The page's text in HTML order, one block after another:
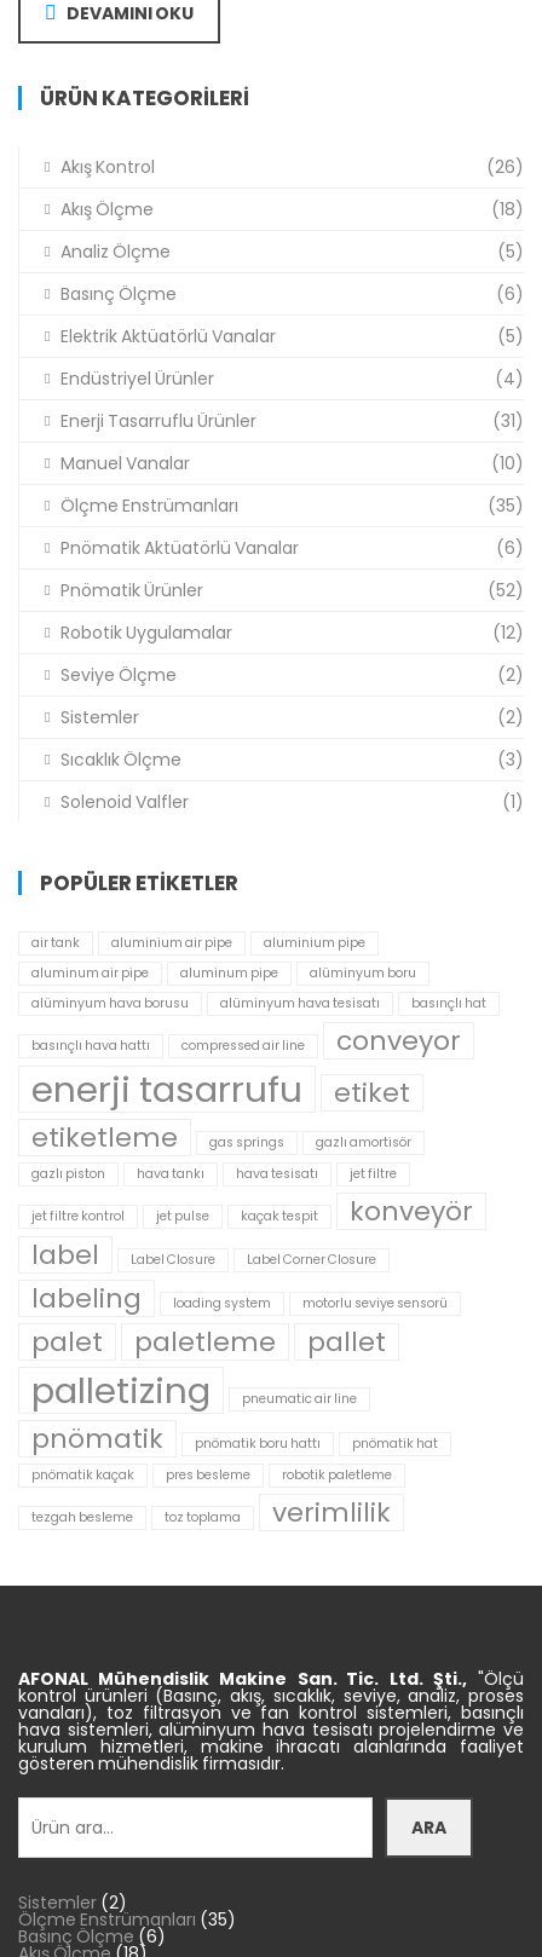
DEVAMINI OKU
ÜRÜN KATEGORILERI
Akış Kontrol
(26)
Akış Ölçme
(18)
Analiz Ölçme
(5)
Basınç Ölçme
(6)
Elektrik Aktüatörlü Vanalar
(5)
Endüstriyel Ürünler
(4)
Enerji Tasarruflu Ürünler
(31)
Manuel Vanalar
(10)
Ölçme Enstrümanları
(35)
Pnömatik Aktüatörlü Vanalar
(6)
Pnömatik Ürünler
(52)
Robotik Uygulamalar
(12)
Seviye Ölçme
(2)
Sistemler
(2)
Sıcaklık Ölçme
(3)
Solenoid Valfler
(1)
POPÜLER ETIKETLER
air tank aluminium air pipe
aluminium pipe
aluminum air pipe
aluminum pipe
alüminyum boru
alüminyum hava borusu
alüminyum hava tesisatı basınçlı hat
basınçlı hava hattı compressed air line conveyor
enerji tasarrufu
etiket
etiketleme
gas springs
gazlı amortisör
gazlı piston
hava tankı hava tesisatı jet filtre
jet filtre kontrol jet pulse kaçak tespit
konveyör
label
Label Closure Label Corner Closure
labeling loading system motorlu seviye sensorü
palet paletleme pallet
palletizing pneumatic air line
pnömatik pnömatik boru hattı
pnömatik hat
pnömatik kaçak
pres besleme robotik paletleme
tezgah besleme toz toplama verimlilik
AFONAL Mühendislik Makine San. Tic. Ltd. Şti., "Ölçü
kontrol ürünleri (Basınç, akış, sıcaklık, seviye, analiz, proses
vanaları), toz filtrasyon ve fan kontrol sistemleri, basınçlı
hava sistemleri, alüminyum hava tesisatı projelendirme ve
kurulum hizmetleri, makine ihracatı alanlarında faaliyet
gösteren mühendislik firmasıdır.
Ara
ARA
Sistemler 22
ürün
Ölçme Enstrümanları 3535
ürün
Basınç Ölçme 66